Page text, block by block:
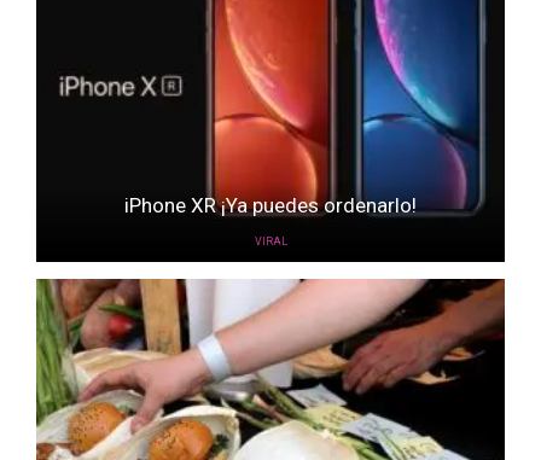
iPhone XR ¡Ya puedes ordenarlo!
VIRAL